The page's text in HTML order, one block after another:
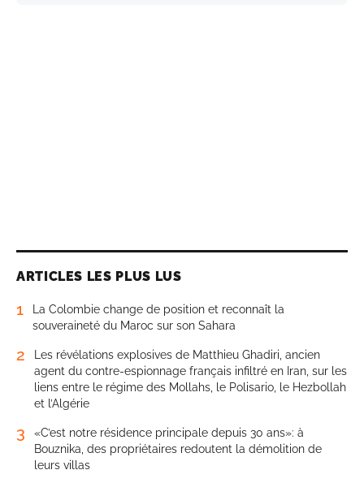
ARTICLES LES PLUS LUS
1
La Colombie change de position et reconnaît la
souveraineté du Maroc sur son Sahara
2
Les révélations explosives de Matthieu Ghadiri, ancien
agent du contre-espionnage français infiltré en Iran, sur les
liens entre le régime des Mollahs, le Polisario, le Hezbollah
et l’Algérie
3
«C’est notre résidence principale depuis 30 ans»: à
Bouznika, des propriétaires redoutent la démolition de
leurs villas